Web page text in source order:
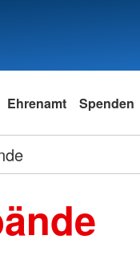
Ehrenamt Spenden